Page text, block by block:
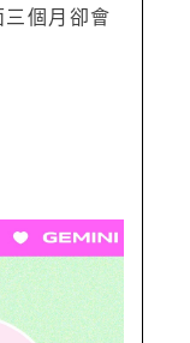
個月卻會